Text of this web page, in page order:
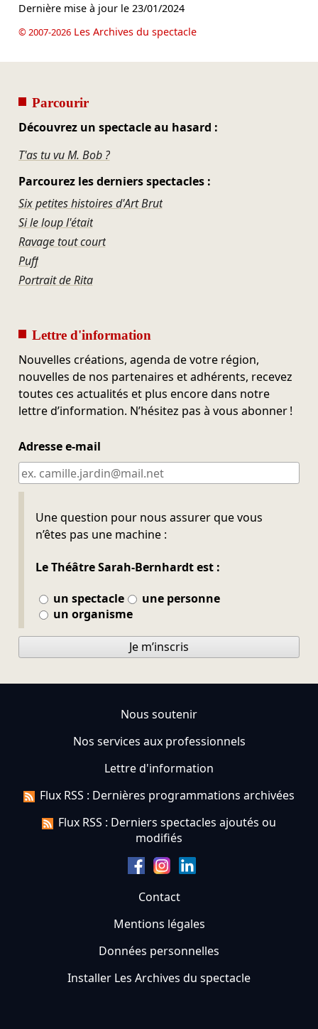
Dernière mise à jour le 23/01/2024
© 2007-2026Les Archives du spectacle
Parcourir
Découvrez un spectacle au hasard :
T'as tu vu M. Bob ?
Parcourez les derniers spectacles :
Six petites histoires d'Art Brut
Si le loup l'était
Ravage tout court
Puff
Portrait de Rita
Lettre d'information
Nouvelles créations, agenda de votre région,
nouvelles de nos partenaires et adhérents, recevez
toutes ces actualités et plus encore dans notre
lettre d’information. N’hésitez pas à vous abonner !
Adresse e-mail
Une question pour nous assurer que vous
n’êtes pas une machine :
Le Théâtre Sarah-Bernhardt est :
un spectacle
une personne
un organisme
Ne pas remplir
Je m’inscris
Nous soutenir
Nos services aux professionnels
Lettre d'information
Flux RSS : Dernières programmations archivées
Flux RSS : Derniers spectacles ajoutés ou
modifiés
Contact
Mentions légales
Données personnelles
Installer Les Archives du spectacle